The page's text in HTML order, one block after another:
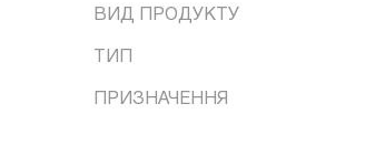
ВИД ПРОДУКТУ
ТИП
ПРИЗНАЧЕННЯ